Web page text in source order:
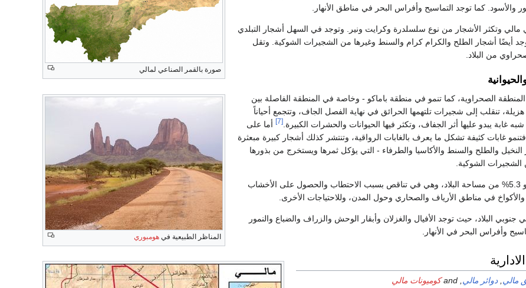
صورة بالقمر الصناعي لمالي
المناظر الطبيعية في هومبوري
والأسود. كما توجد التماسيح وأفراس البحر في مناطق الأنهار.
في مالي وتكثر الأشجار من نوع سلسلدرة وكرايت ونير. وتوجد في السهل أشجار التبلدي
أيضًا أشجار الطلح والكرام كرام والسنط وغيرها من الشجيرات الشوكية. وتقل
من البلاد.
الصحراوية، كما تنمو في منطقة باماكو - وخاصة في المنطقة الفاصلة بين
هزيلة، تنقلب إلى شجيرات تلتهمها الحرائق في نهاية الفصل الجاف، وتتجمع أحياناً
غابة يبدو عليها أثر الجفاف، وتكثر فيها الحيوانات والحشرات الكبيرة.[7]
أما على
فتنمو غابات كثيفة تشكل ما يعرف بالغابات الرواقية، وتنتشر كذلك أشجار كبيرة مبعثرة
والطلح والسنط والأكاسيا والطرفاء - التي يؤكل ثمرها ويستخرج من بذورها
الشجيرات الشوكية.
تبلغ مساحة الغابات نحو 5.3% من مساحة البلاد، وهي في تناقص بسبب الاحتطاب والحصول على الأخشاب
والأكواخ في مناطق الأرياف والصحاري وحول المدن، وللاحتياجات الأخرى.
جنوبي البلاد، حيث توجد الأفيال والغزلان وأبقار الوحش والزراف والضباع والنمور
وأفراس البحر في الأنهار.
مالي دوائر مالي كوميونات مالي